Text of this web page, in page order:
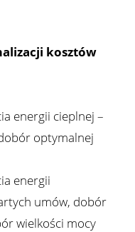
kosztów
energii cieplnej –
optymalnej
energii
umów, dobór
wielkości mocy